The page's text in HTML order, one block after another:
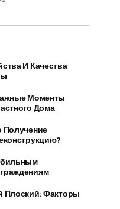
И Качества
Моменты
Дома
Получение
Плоский: Факторы